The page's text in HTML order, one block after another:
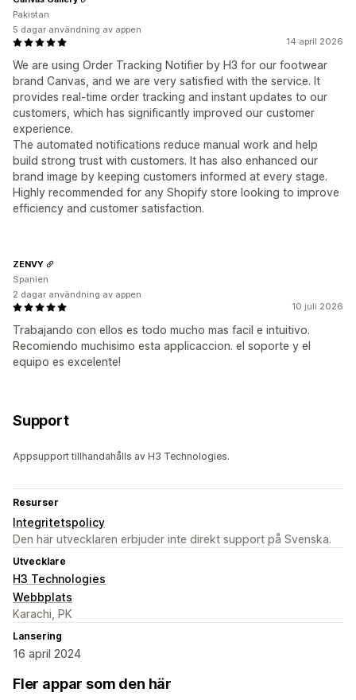
14 april 2026
We are using Order Tracking Notifier by H3 for our footwear
brand Canvas, and we are very satisfied with the service. It
provides real-time order tracking and instant updates to our
customers, which has significantly improved our customer
experience.
The automated notifications reduce manual work and help
build strong trust with customers. It has also enhanced our
brand image by keeping customers informed at every stage.
Highly recommended for any Shopify store looking to improve
efficiency and customer satisfaction.
Pakistan
5 dagar användning av appen
10 juli 2026
Trabajando con ellos es todo mucho mas facil e intuitivo.
Recomiendo muchisimo esta applicaccion. el soporte y el
equipo es excelente!
ZENVY
Spanien
2 dagar användning av appen
Support
Appsupport tillhandahålls av H3 Technologies.
Resurser
Integritetspolicy
Den här utvecklaren erbjuder inte direkt support på Svenska.
Utvecklare
H3 Technologies
Webbplats
Karachi, PK
Lansering
16 april 2024
Fler appar som den här